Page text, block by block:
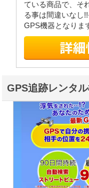
ている商品で、そ
る事は間違いなし
GPS機器となりま
GPS追跡レンタ